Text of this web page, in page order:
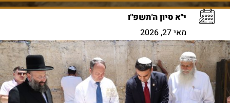
י"א סיון ה'תשפ"ו
מאי 27, 2026